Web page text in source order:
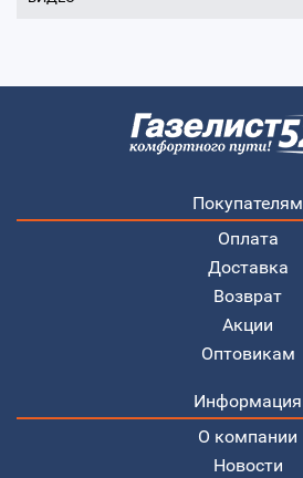
Покупателям
Оплата
Доставка
Возврат
Акции
Оптовикам
Информация
О компании
Новости